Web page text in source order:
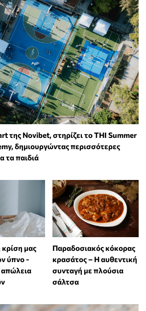
της Novibet, στηρίζει το THI Summer
δημιουργώντας περισσότερες
τα παιδιά
κρίση μας
ύπνο -
απώλεια
Παραδοσιακός κόκορας
κρασάτος – Η αυθεντική
συνταγή με πλούσια
σάλτσα